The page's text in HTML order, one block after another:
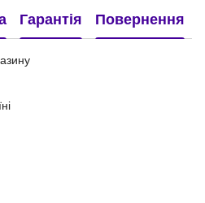
Гарантія Повернення